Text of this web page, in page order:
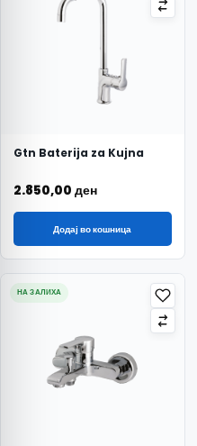
Gtn Baterija za Kujna
2.850,00 ден
Додај во кошница
НА ЗАЛИХА